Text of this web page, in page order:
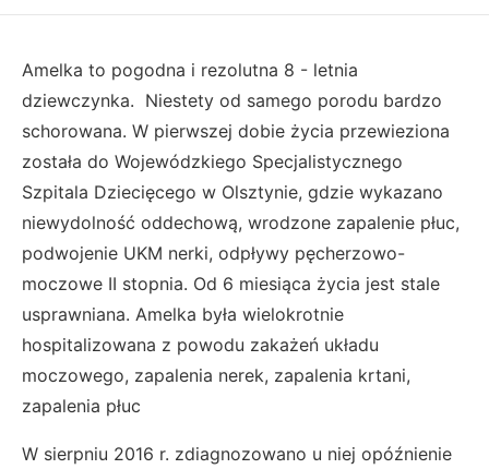
Amelka to pogodna i rezolutna 8 - letnia
dziewczynka. Niestety od samego porodu bardzo
schorowana. W pierwszej dobie życia przewieziona
została do Wojewódzkiego Specjalistycznego
Szpitala Dziecięcego w Olsztynie, gdzie wykazano
niewydolność oddechową, wrodzone zapalenie płuc,
podwojenie UKM nerki, odpływy pęcherzowo-
moczowe II stopnia. Od 6 miesiąca życia jest stale
usprawniana. Amelka była wielokrotnie
hospitalizowana z powodu zakażeń układu
moczowego, zapalenia nerek, zapalenia krtani,
zapalenia płuc
W sierpniu 2016 r. zdiagnozowano u niej opóźnienie